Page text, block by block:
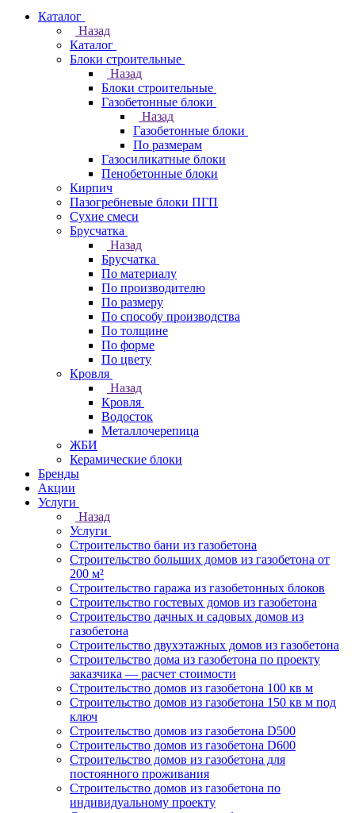
Каталог
Назад
Каталог
Блоки строительные
Назад
Блоки строительные
Газобетонные блоки
Назад
Газобетонные блоки
По размерам
Газосиликатные блоки
Пенобетонные блоки
Кирпич
Пазогребневые блоки ПГП
Сухие смеси
Брусчатка
Назад
Брусчатка
По материалу
По производителю
По размеру
По способу производства
По толщине
По форме
По цвету
Кровля
Назад
Кровля
Водосток
Металлочерепица
ЖБИ
Керамические блоки
Бренды
Акции
Услуги
Назад
Услуги
Строительство бани из газобетона
Строительство больших домов из газобетона от
200 м²
Строительство гаража из газобетонных блоков
Строительство гостевых домов из газобетона
Строительство дачных и садовых домов из
газобетона
Строительство двухэтажных домов из газобетона
Строительство дома из газобетона по проекту
заказчика — расчет стоимости
Строительство домов из газобетона 100 кв м
Строительство домов из газобетона 150 кв м под
ключ
Строительство домов из газобетона D500
Строительство домов из газобетона D600
Строительство домов из газобетона для
постоянного проживания
Строительство домов из газобетона по
индивидуальному проекту